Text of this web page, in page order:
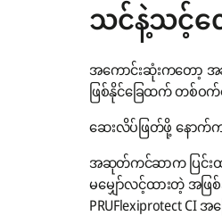
သင်နဲ့သင့်လ
အကောင်းဆုံးကတော့
ဖြစ်နိုင်ခြေထက် တစ်
ဆေးလိပ်ဖြတ်ဖို့ ‌နောက်
အဆုတ်ကင်ဆာက ပြင်းထ
မမျှော်လင့်ထားတဲ့ အဖ
PRUFlexiprotect